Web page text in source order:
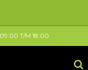
09:00 T/M 18:00